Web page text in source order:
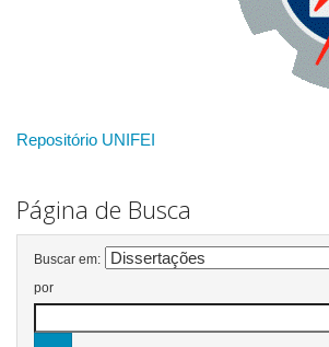
Repositório UNIFEI
Página de Busca
Buscar em:
por